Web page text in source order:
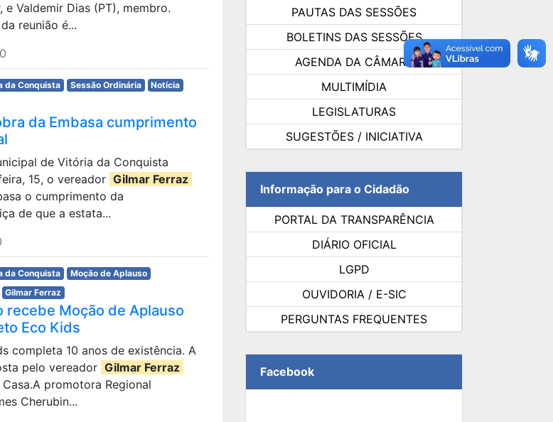
e Valdemir Dias (PT), membro.
reunião é...
da Conquista Sessão Ordinária
Notícia
da Embasa cumprimento
de Vitória da Conquista
15, o vereador Gilmar Ferraz
o cumprimento da
de que a estata...
da Conquista
Moção de Aplauso
Gilmar Ferraz
recebe Moção de Aplauso
Eco Kids
completa 10 anos de existência. A
pelo vereador Gilmar Ferraz
promotora Regional
Cherubin...
PAUTAS DAS SESSÕES
BOLETINS DAS SESSÕES
AGENDA DA CÂMARA
MULTIMÍDIA
LEGISLATURAS
SUGESTÕES / INICIATIVA
Informação para o Cidadão
PORTAL DA TRANSPARÊNCIA
DIÁRIO OFICIAL
LGPD
OUVIDORIA / E-SIC
PERGUNTAS FREQUENTES
Facebook